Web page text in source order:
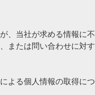
、当社が求める情報に不
または問い合わせに対す
よる個人情報の取得につ